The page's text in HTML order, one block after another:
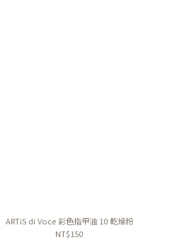
ARTiS di Voce 彩色指甲油 10 乾燥粉
NT$150